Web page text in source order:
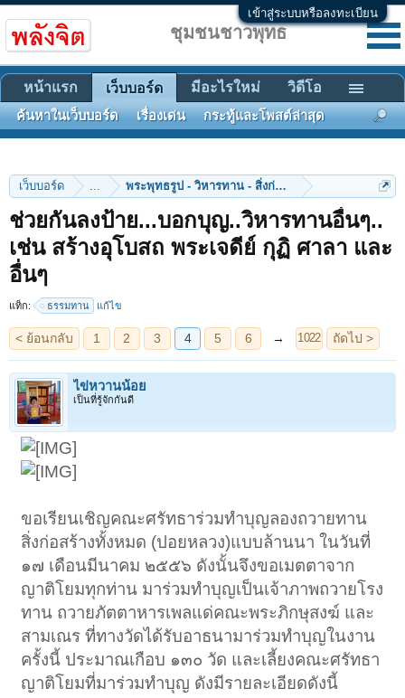
เข้าสู่ระบบหรือลงทะเบียน
เว็บบอร์ด ... พระพุทธรูป - วิหารทาน - สิ่งก่อสร้าง
ช่วยกันลงป้าย...บอกบุญ..วิหารทานอื่นๆ..
เช่น สร้างอุโบสถ พระเจดีย์ กุฏิ ศาลา และ
อื่นๆ
แท็ก: ธรรมทาน แก้ไข
< ย้อนกลับ 1 2 3 4 5 6 → 1022 ถัดไป >
ไข่หวานน้อย
เป็นที่รู้จักกันดี
ขอเรียนเชิญคณะศรัทธาร่วมทำบุญลองถวายทาน
สิ่งก่อสร้างทั้งหมด (ปอยหลวง)แบบล้านนา ในวันที่
๑๗ เดือนมีนาคม ๒๕๕๖ ดังนั้นจึงขอเมตตาจาก
ญาติโยมทุกท่าน มาร่วมทำบุญเป็นเจ้าภาพถวายโรง
ทาน ถวายภัตตาหารเพลแด่คณะพระภิกษุสงฆ์ และ
สามเณร ที่ทางวัดได้รับอาธนามาร่วมทำบุญในงาน
ครั้งนี้ ประมาณเกือบ ๑๓๐ วัด และเลี้ยงคณะศรัทธา
ญาติโยมที่มาร่วมทำบุญ ดังมีรายละเอียดดังนี้
ชุมชนชาวพุทธ
หน้าแรก เว็บบอร์ด
ค้นหาในเว็บบอร์ด เรื่องเด่น กระทู้และโพสต์ล่าสุด
มีอะไรใหม่ วิดีโอ